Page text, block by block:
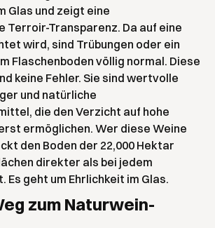
Glas und zeigt eine
Terroir-Transparenz. Da auf eine
wird, sind Trübungen oder ein
Flaschenboden völlig normal. Diese
keine Fehler. Sie sind wertvolle
und natürliche
die den Verzicht auf hohe
ermöglichen. Wer diese Weine
den Boden der 22,000 Hektar
direkter als bei jedem
geht um Ehrlichkeit im Glas.
zum Naturwein-